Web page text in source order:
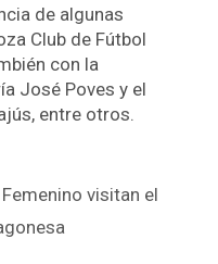
de algunas
Club de Fútbol
con la
José Poves y el
entre otros.
visitan el